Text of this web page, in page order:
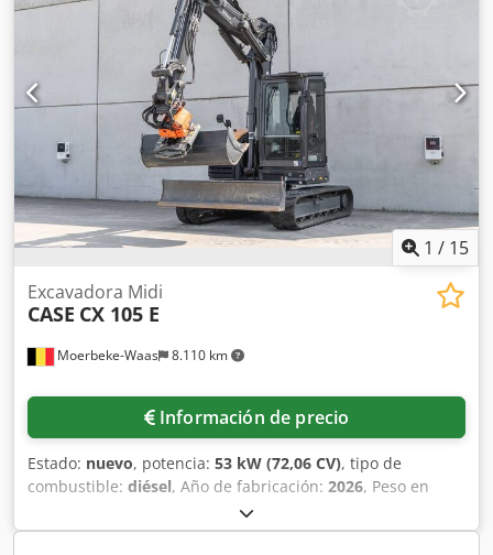
Marcado CE: sí Estado Estado técnico: muy bueno Estado
visual: muy bueno Información financiera Precio: A
consultar Garantía Dwsdpoy En Ndefx Akbja Garantía: De
primer propietario, historial de mantenimiento completo,
¡listo para trabajar de inmediato! - 80 % sistema de
cadenas - Incluye 3 cucharas: 1300 mm, 450 mm y 2000
mm cuchara niveladora - Opcional con sistema TOPCON
1 / 15
Moerbeke-Waas 8.110 km
Excavadora Midi
CASE CX 105 E
Información de precio
Estado: nuevo, potencia: 53 kW (72,06 CV), tipo de
combustible: diésel, Año de fabricación: 2026, Peso en
vacío: 9.780 kg. Dwsdpfx Aezrrw Askbja Póngase en
contacto con el departamento de ventas de KEY-TEC para